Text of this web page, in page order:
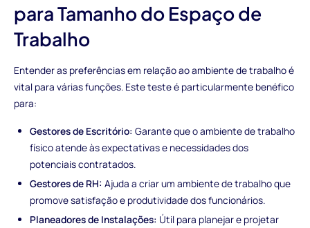
para Tamanho do Espaço de
Trabalho
Entender as preferências em relação ao ambiente de trabalho é
vital para várias funções. Este teste é particularmente benéfico
para:
Gestores de Escritório: Garante que o ambiente de trabalho
físico atende às expectativas e necessidades dos
potenciais contratados.
Gestores de RH: Ajuda a criar um ambiente de trabalho que
promove satisfação e produtividade dos funcionários.
Planeadores de Instalações: Útil para planejar e projetar